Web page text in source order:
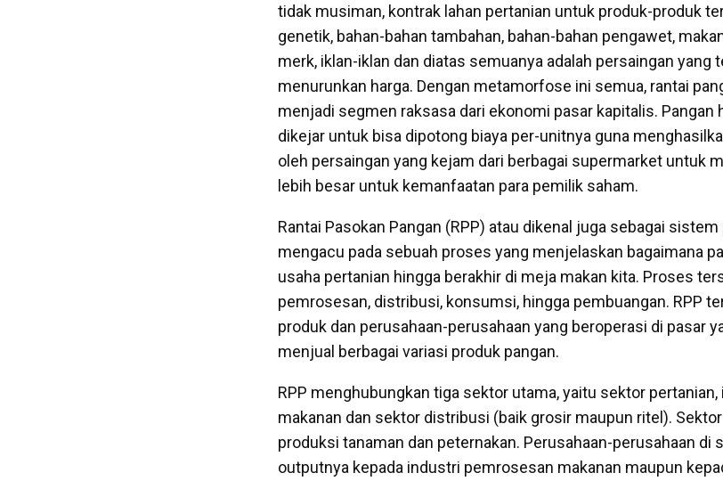
tidak musiman, kontrak lahan pertanian untuk produk-produk
genetik, bahan-bahan tambahan, bahan-bahan pengawet,
merk, iklan-iklan dan diatas semuanya adalah persaingan yang
menurunkan harga. Dengan metamorfose ini semua, rantai
menjadi segmen raksasa dari ekonomi pasar kapitalis. Pangan
dikejar untuk bisa dipotong biaya per-unitnya guna
oleh persaingan yang kejam dari berbagai supermarket untuk
lebih besar untuk kemanfaatan para pemilik saham.
Rantai Pasokan Pangan (RPP) atau dikenal juga sebagai
mengacu pada sebuah proses yang menjelaskan bagaimana
usaha pertanian hingga berakhir di meja makan kita. Proses
pemrosesan, distribusi, konsumsi, hingga pembuangan. RPP
produk dan perusahaan-perusahaan yang beroperasi di pasar
menjual berbagai variasi produk pangan.
RPP menghubungkan tiga sektor utama, yaitu sektor
makanan dan sektor distribusi (baik grosir maupun ritel).
produksi tanaman dan peternakan. Perusahaan-perusahaan di
outputnya kepada industri pemrosesan makanan maupun